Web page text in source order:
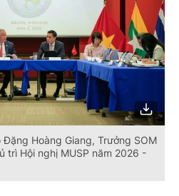
Hoàng Giang, Trưởng SOM
trì Hội nghị MUSP năm 2026 -